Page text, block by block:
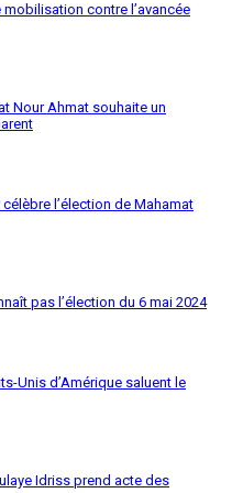
contre l’avancée
Nour Ahmat souhaite un
l’élection de Mahamat
pas l’élection du 6 mai 2024
Unis d’Amérique saluent le
Idriss prend acte des